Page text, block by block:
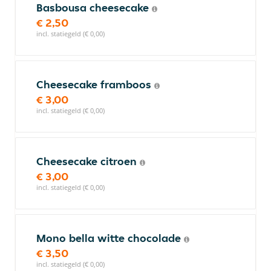
Basbousa cheesecake
€ 2,50
incl. statiegeld (€ 0,00)
Cheesecake framboos
€ 3,00
incl. statiegeld (€ 0,00)
Cheesecake citroen
€ 3,00
incl. statiegeld (€ 0,00)
Mono bella witte chocolade
€ 3,50
incl. statiegeld (€ 0,00)